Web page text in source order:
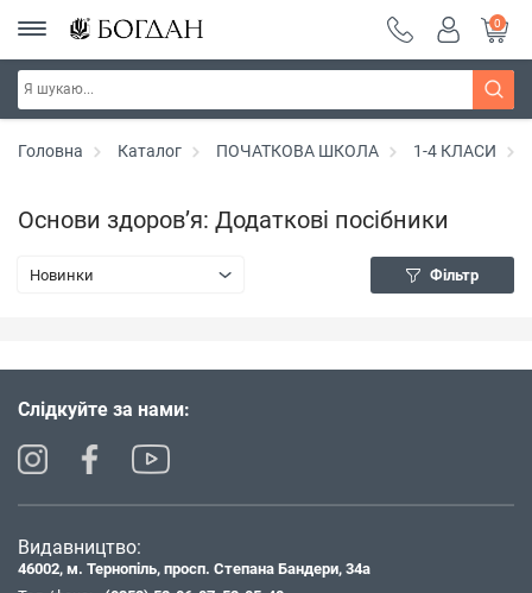
0
Головна Каталог ПОЧАТКОВА ШКОЛА 1-4 КЛАСИ
Основи здоров’я: Додаткові посібники
Новинки Фільтр
Слідкуйте за нами:
Видавництво:
46002, м. Тернопіль, просп. Степана Бандери, 34а